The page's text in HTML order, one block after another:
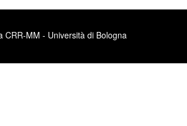
CRR-MM - Università di Bologna